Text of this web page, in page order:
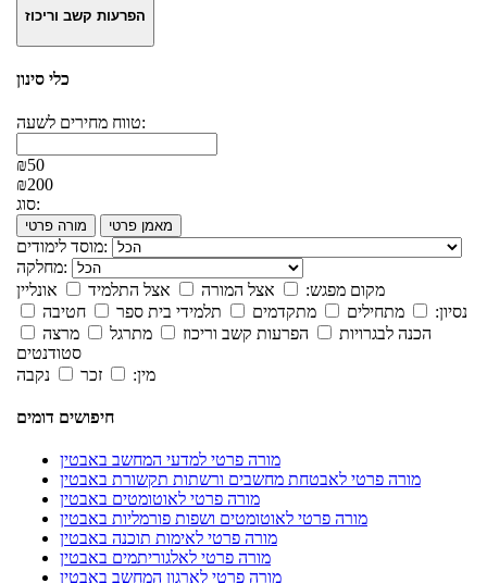
הפרעות קשב וריכוז
כלי סינון
טווח מחירים לשעה:
₪50
₪200
סוג:
מורה פרטי מאמן פרטי
מוסד לימודים:
מחלקה:
מקום מפגש:
אצל המורה אצל התלמיד
אונליין
נסיון:
מתחילים מתקדמים תלמידי בית ספר
חטיבה
הכנה לבגרויות
הפרעות קשב וריכוז מתרגל
מרצה
סטודנטים
מין:
זכר נקבה
חיפושים דומים
מורה פרטי למדעי המחשב באבטין
מורה פרטי לאבטחת מחשבים ורשתות תקשורת באבטין
מורה פרטי לאוטומטים באבטין
מורה פרטי לאוטומטים ושפות פורמליות באבטין
מורה פרטי לאימות תוכנה באבטין
מורה פרטי לאלגוריתמים באבטין
מורה פרטי לארגון המחשב באבטין